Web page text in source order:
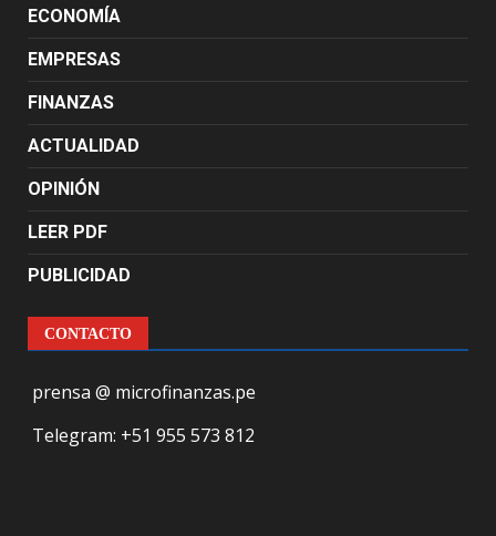
ECONOMÍA
EMPRESAS
FINANZAS
ACTUALIDAD
OPINIÓN
LEER PDF
PUBLICIDAD
CONTACTO
prensa @ microfinanzas.pe
Telegram: +51 955 573 812